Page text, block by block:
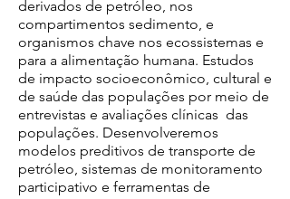
derivados de petróleo, nos
compartimentos sedimento, e
organismos chave nos ecossistemas e
para a alimentação humana. Estudos
de impacto socioeconômico, cultural e
de saúde das populações por meio de
entrevistas e avaliações clínicas das
populações. Desenvolveremos
modelos preditivos de transporte de
petróleo, sistemas de monitoramento
participativo e ferramentas de